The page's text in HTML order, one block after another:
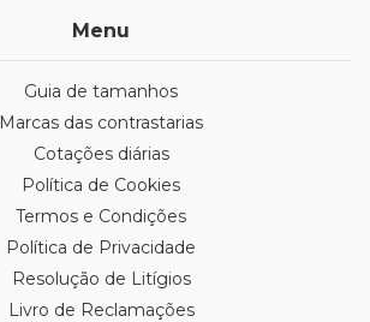
Menu
Guia de tamanhos
Marcas das contrastarias
Cotações diárias
Política de Cookies
Termos e Condições
Política de Privacidade
Resolução de Litígios
Livro de Reclamações